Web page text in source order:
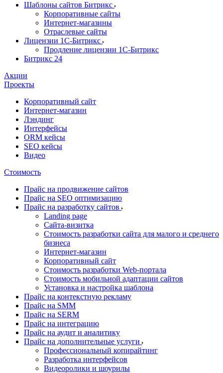
Шаблоны сайтов Битрикс
Корпоративные сайты
Интернет-магазины
Отраслевые сайты
Лицензии 1С-Битрикс
Продление лицензии 1С-Битрикс
Битрикс 24
Акции
Проекты
Корпоративный сайт
Интернет-магазин
Лэндинг
Интерфейсы
ORM кейсы
SEO кейсы
Видео
Стоимость
Прайс на продвижение сайтов
Прайс на SEO оптимизацию
Прайс на разработку сайтов
Landing page
Cайта-визитка
Стоимость разработки сайта для малого и среднего
бизнеса
Интернет-магазин
Корпоративный сайт
Стоимость разработки Web-портала
Стоимость мобильной адаптации сайтов
Установка и настройка шаблона
Прайс на контекстную рекламу
Прайс на SMM
Прайс на SERM
Прайс на интеграцию
Прайс на аудит и аналитику
Прайс на дополнительные услуги
Профессиональный копирайтинг
Разработка интерфейсов
Видеоролики и шоурилы